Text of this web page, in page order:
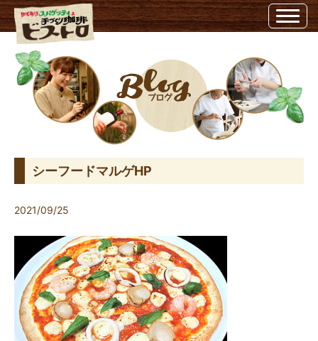
シーフードマルゲHP | ビストロ埼玉県越谷市のビストロ
シーフードマルゲHP
2021/09/25